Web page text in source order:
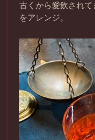
古くから愛飲され
をアレンジ。